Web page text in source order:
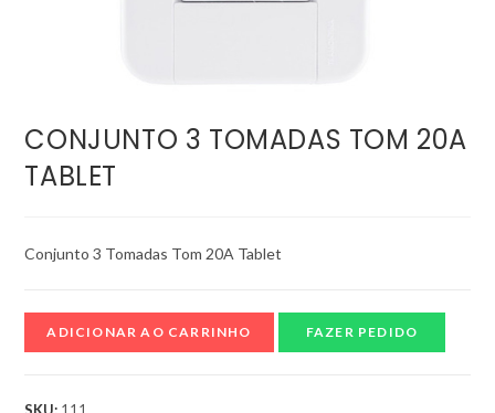
CONJUNTO 3 TOMADAS TOM 20A
TABLET
Conjunto 3 Tomadas Tom 20A Tablet
ADICIONAR AO CARRINHO FAZER PEDIDO